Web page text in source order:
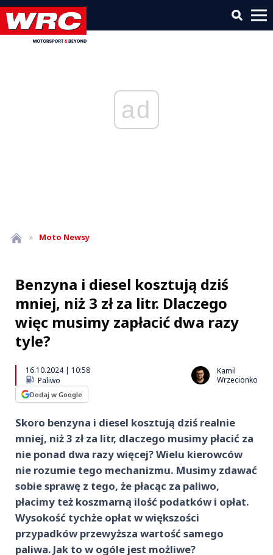
ad
» Moto Newsy
Benzyna i diesel kosztują dziś
mniej, niż 3 zł za litr. Dlaczego
więc musimy zapłacić dwa razy
tyle?
16.10.2024 | 10:58
Paliwo
Dodaj w Google
Kamil
Wrzecionko
Skoro benzyna i diesel kosztują dziś realnie
mniej, niż 3 zł za litr, dlaczego musimy płacić za
nie ponad dwa razy więcej? Wielu kierowców
nie rozumie tego mechanizmu. Musimy zdawać
sobie sprawę z tego, że płacąc za paliwo,
płacimy też koszmarną ilość podatków i opłat.
Wysokość tychże opłat w większości
przypadków przewyższa wartość samego
paliwa. Jak to w ogóle jest możliwe?